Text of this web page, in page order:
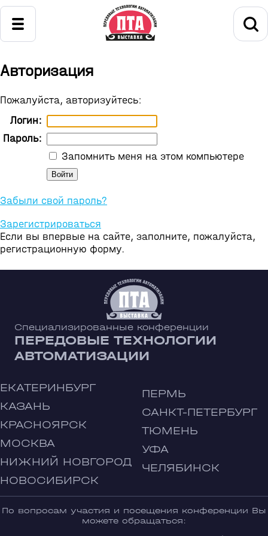
Авторизация
Пожалуйста, авторизуйтесь:
Логин:
Пароль:
Запомнить меня на этом компьютере
Забыли свой пароль?
Зарегистрироваться
Если вы впервые на сайте, заполните, пожалуйста,
регистрационную форму.
Специализированные конференции
ПЕРЕДОВЫЕ ТЕХНОЛОГИИ
АВТОМАТИЗАЦИИ
ЕКАТЕРИНБУРГ
КАЗАНЬ
КРАСНОЯРСК
МОСКВА
НИЖНИЙ НОВГОРОД
НОВОСИБИРСК
ПЕРМЬ
САНКТ-ПЕТЕРБУРГ
ТЮМЕНЬ
УФА
ЧЕЛЯБИНСК
По вопросам участия и посещения конференции Вы
можете обращаться: